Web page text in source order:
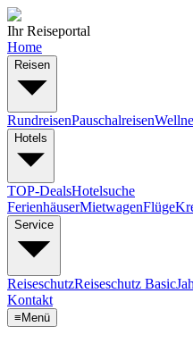
Ihr Reiseportal
Home
Reisen
RundreisenPauschalreisen
Hotels
TOP-DealsHotelsuche
FerienhäuserMietwagenFlüge
Service
ReiseschutzReiseschutz Basic
Kontakt
≡ Menü